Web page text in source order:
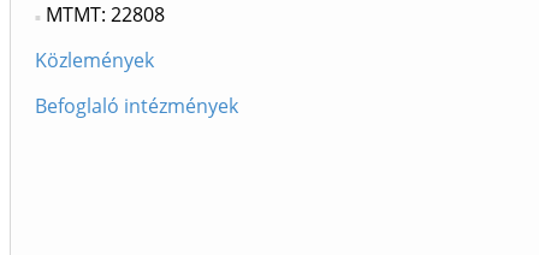
MTMT: 22808
Közlemények
Befoglaló intézmények